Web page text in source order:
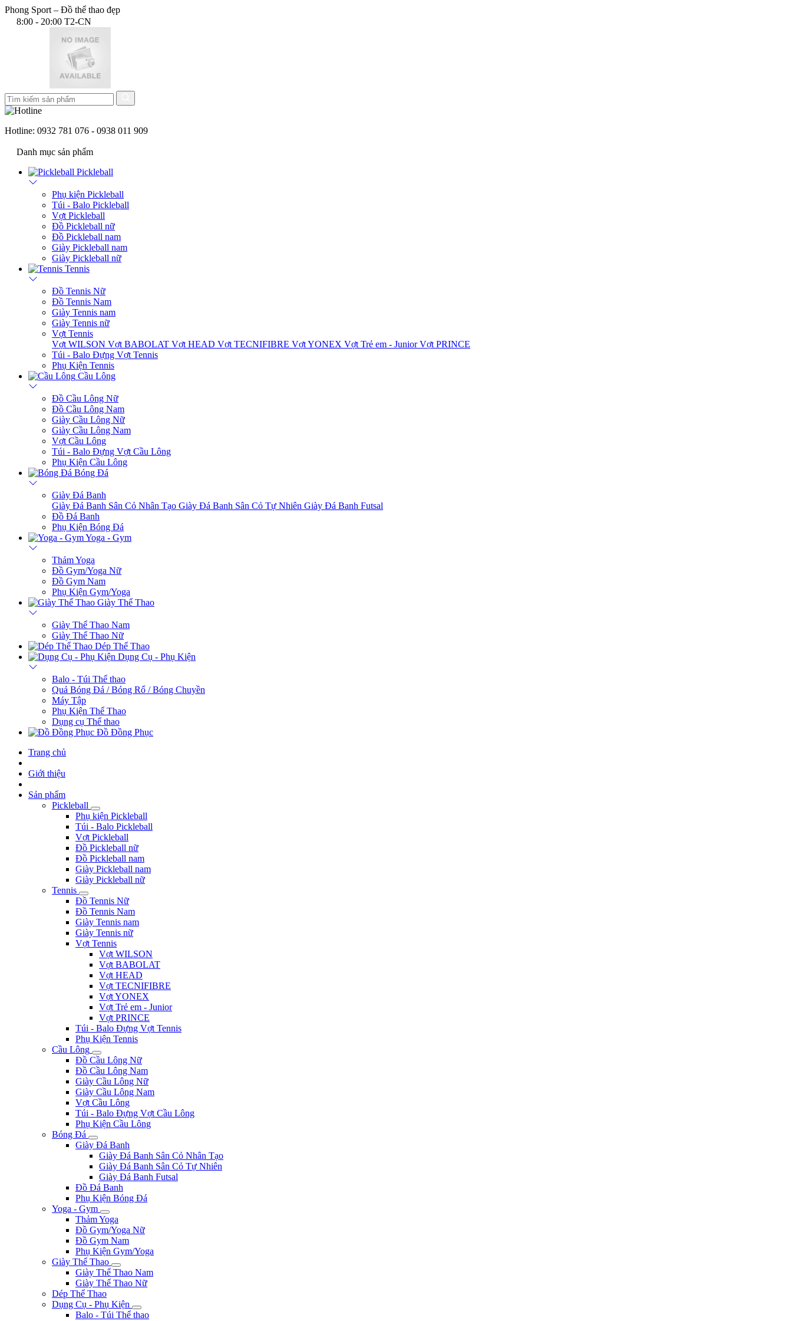
Phong Sport – Đồ thể thao đẹp
8:00 - 20:00 T2-CN
Hotline: 0932 781 076 - 0938 011 909
Danh mục sản phẩm
Pickleball
Phụ kiện Pickleball
Túi - Balo Pickleball
Vợt Pickleball
Đồ Pickleball nữ
Đồ Pickleball nam
Giày Pickleball nam
Giày Pickleball nữ
Tennis
Đồ Tennis Nữ
Đồ Tennis Nam
Giày Tennis nam
Giày Tennis nữ
Vợt Tennis
Vợt WILSON Vợt BABOLAT Vợt HEAD Vợt TECNIFIBRE Vợt YONEX Vợt Trẻ em - JuniorVợt PRINCE
Túi - Balo Đựng Vợt Tennis
Phụ Kiện Tennis
Cầu Lông
Đồ Cầu Lông Nữ
Đồ Cầu Lông Nam
Giày Cầu Lông Nữ
Giày Cầu Lông Nam
Vợt Cầu Lông
Túi - Balo Đựng Vợt Cầu Lông
Phụ Kiện Cầu Lông
Bóng Đá
Giày Đá Banh
Giày Đá Banh Sân Cỏ Nhân Tạo Giày Đá Banh Sân Cỏ Tự Nhiên Giày Đá Banh Futsal
Đồ Đá Banh
Phụ Kiện Bóng Đá
Yoga - Gym
Thảm Yoga
Đồ Gym/Yoga Nữ
Đồ Gym Nam
Phụ Kiện Gym/Yoga
Giày Thể Thao
Giày Thể Thao Nam
Giày Thể Thao Nữ
Dép Thể Thao
Dụng Cụ - Phụ Kiện
Balo - Túi Thể thao
Quả Bóng Đá / Bóng Rổ / Bóng Chuyền
Máy Tập
Phụ Kiện Thể Thao
Dụng cụ Thể thao
Đồ Đồng Phục
Trang chủ
Giới thiệu
Sản phẩm
Pickleball
Phụ kiện Pickleball
Túi - Balo Pickleball
Vợt Pickleball
Đồ Pickleball nữ
Đồ Pickleball nam
Giày Pickleball nam
Giày Pickleball nữ
Tennis
Đồ Tennis Nữ
Đồ Tennis Nam
Giày Tennis nam
Giày Tennis nữ
Vợt Tennis
Vợt WILSON
Vợt BABOLAT
Vợt HEAD
Vợt TECNIFIBRE
Vợt YONEX
Vợt Trẻ em - Junior
Vợt PRINCE
Túi - Balo Đựng Vợt Tennis
Phụ Kiện Tennis
Cầu Lông
Đồ Cầu Lông Nữ
Đồ Cầu Lông Nam
Giày Cầu Lông Nữ
Giày Cầu Lông Nam
Vợt Cầu Lông
Túi - Balo Đựng Vợt Cầu Lông
Phụ Kiện Cầu Lông
Bóng Đá
Giày Đá Banh
Giày Đá Banh Sân Cỏ Nhân Tạo
Giày Đá Banh Sân Cỏ Tự Nhiên
Giày Đá Banh Futsal
Đồ Đá Banh
Phụ Kiện Bóng Đá
Yoga - Gym
Thảm Yoga
Đồ Gym/Yoga Nữ
Đồ Gym Nam
Phụ Kiện Gym/Yoga
Giày Thể Thao
Giày Thể Thao Nam
Giày Thể Thao Nữ
Dép Thể Thao
Dụng Cụ - Phụ Kiện
Balo - Túi Thể thao